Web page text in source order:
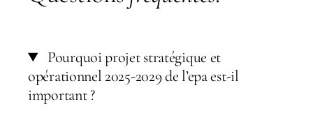
Pourquoi projet stratégique et
opérationnel 2025-2029 de l’epa est-il
important ?